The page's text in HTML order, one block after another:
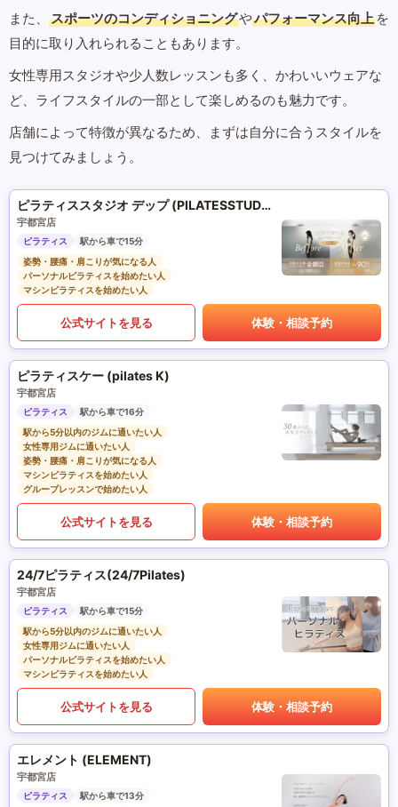
また、 スポーツのコンディショニングやパフォーマンス向上 を
目的に取り入れられることもあります。
女性専用スタジオや少人数レッスンも多く、かわいいウェアな
ど、ライフスタイルの一部として楽しめるのも魅力です。
店舗によって特徴が異なるため、まずは自分に合うスタイルを
見つけてみましょう。
ピラティススタジオ デップ (PILATESSTUDIO DEP)
宇都宮店
ピラティス
駅から車で15分
姿勢・腰痛・肩こりが気になる人
パーソナルピラティスを始めたい人
マシンピラティスを始めたい人
公式サイトを見る 体験・相談予約
ピラティスケー (pilates K)
宇都宮店
ピラティス
駅から車で16分
駅から5分以内のジムに通いたい人
女性専用ジムに通いたい人
姿勢・腰痛・肩こりが気になる人
マシンピラティスを始めたい人
グループレッスンで始めたい人
公式サイトを見る 体験・相談予約
24/7ピラティス(24/7Pilates)
宇都宮店
ピラティス
駅から車で15分
駅から5分以内のジムに通いたい人
女性専用ジムに通いたい人
パーソナルピラティスを始めたい人
マシンピラティスを始めたい人
公式サイトを見る 体験・相談予約
エレメント (ELEMENT)
宇都宮店
ピラティス
駅から車で13分